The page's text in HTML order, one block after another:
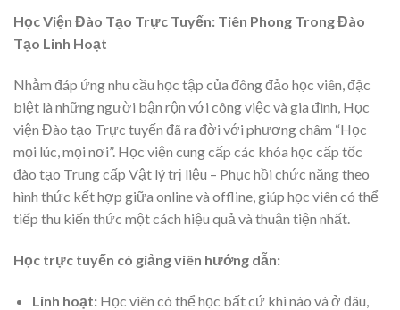
Học Viện Đào Tạo Trực Tuyến: Tiên Phong Trong Đào
Tạo Linh Hoạt
Nhằm đáp ứng nhu cầu học tập của đông đảo học viên, đặc
biệt là những người bận rộn với công việc và gia đình, Học
viện Đào tạo Trực tuyến đã ra đời với phương châm “Học
mọi lúc, mọi nơi”. Học viện cung cấp các khóa học cấp tốc
đào tạo Trung cấp Vật lý trị liệu – Phục hồi chức năng theo
hình thức kết hợp giữa online và offline, giúp học viên có thể
tiếp thu kiến thức một cách hiệu quả và thuận tiện nhất.
Học trực tuyến có giảng viên hướng dẫn:
Linh hoạt:Học viên có thể học bất cứ khi nào và ở đâu,